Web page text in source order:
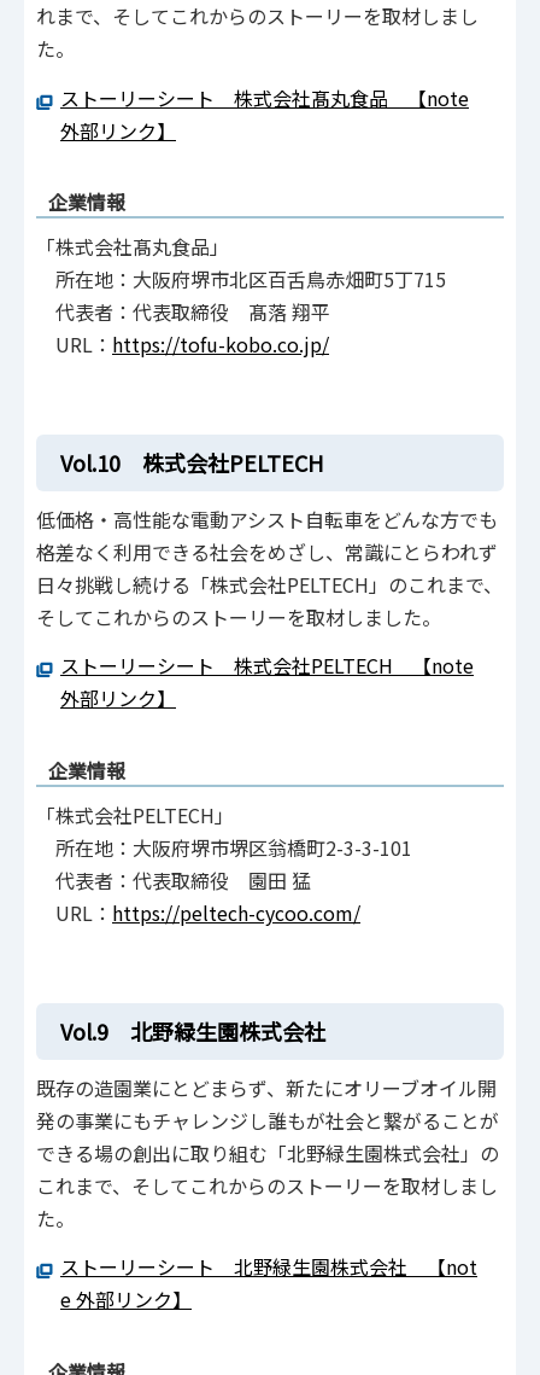
れまで、そしてこれからのストーリーを取材しまし
た。
ストーリーシート 株式会社髙丸食品 【note
外部リンク】
企業情報
「株式会社髙丸食品」
所在地：大阪府堺市北区百舌鳥赤畑町5丁715
代表者：代表取締役 髙落 翔平
URL： https://tofu-kobo.co.jp/
Vol.10 株式会社PELTECH
低価格・高性能な電動アシスト自転車をどんな方でも
格差なく利用できる社会をめざし、常識にとらわれず
日々挑戦し続ける「株式会社PELTECH」のこれまで、
そしてこれからのストーリーを取材しました。
ストーリーシート 株式会社PELTECH 【note
外部リンク】
企業情報
「株式会社PELTECH」
所在地：大阪府堺市堺区翁橋町2-3-3-101
代表者：代表取締役 園田 猛
URL： https://peltech-cycoo.com/
Vol.9 北野緑生園株式会社
既存の造園業にとどまらず、新たにオリーブオイル開
発の事業にもチャレンジし誰もが社会と繋がることが
できる場の創出に取り組む「北野緑生園株式会社」の
これまで、そしてこれからのストーリーを取材しまし
た。
ストーリーシート 北野緑生園株式会社 【not
e 外部リンク】